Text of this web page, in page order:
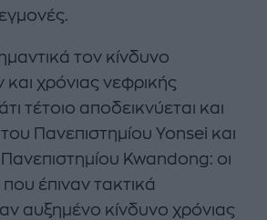
τον κίνδυνο
χρόνιας νεφρικής
τέτοιο αποδεικνύεται και
Πανεπιστημίου Yonsei και
Kwandong: οι
έπιναν τακτικά
αυξημένο κίνδυνο χρόνιας